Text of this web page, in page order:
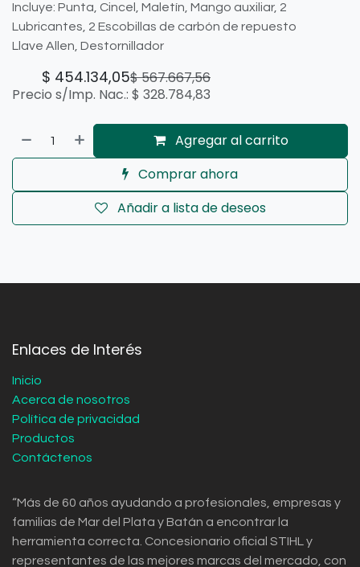
Incluye: Punta, Cincel, Maletín, Mango auxiliar, 2
Lubricantes, 2 Escobillas de carbón de repuesto
Llave Allen, Destornillador
$ 454.134,05$567.667,56
Precio s/Imp. Nac.: $ 328.784,83
Agregar al carrito
Comprar ahora
Añadir a lista de deseos
Enlaces de Interés
Inicio
Acerca de nosotros
Política de privacidad
Productos
Contáctenos
“Más de 60 años ayudando a profesionales, empresas y
familias de Mar del Plata y Batán a encontrar la
herramienta correcta. Concesionario oficial STIHL y
representantes de las mejores marcas del mercado, con